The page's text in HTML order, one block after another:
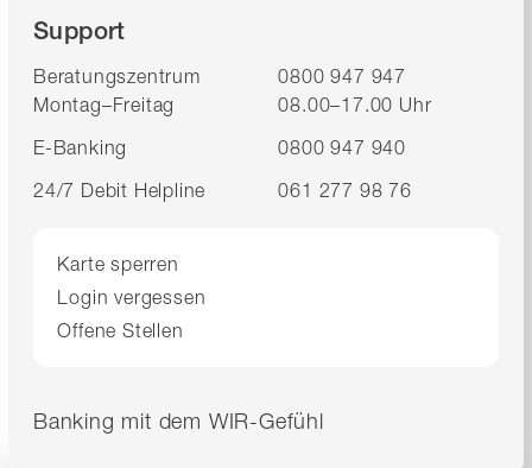
Support
Beratungszentrum
0800 947 947
Montag–Freitag
08.00–17.00 Uhr
E-Banking
0800 947 940
24/7 Debit Helpline
061 277 98 76
Karte sperren
Login vergessen
Offene Stellen
Banking mit dem WIR-Gefühl